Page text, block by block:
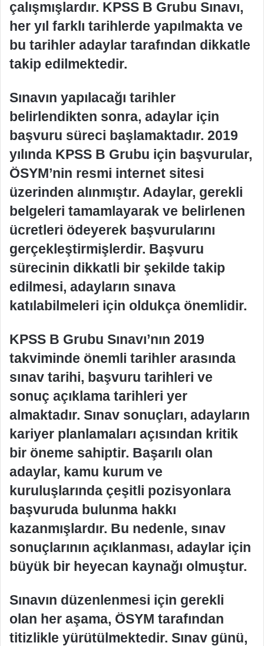
çalışmışlardır. KPSS B Grubu Sınavı,
her yıl farklı tarihlerde yapılmakta ve
bu tarihler adaylar tarafından dikkatle
takip edilmektedir.
Sınavın yapılacağı tarihler
belirlendikten sonra, adaylar için
başvuru süreci başlamaktadır. 2019
yılında KPSS B Grubu için başvurular,
ÖSYM’nin resmi internet sitesi
üzerinden alınmıştır. Adaylar, gerekli
belgeleri tamamlayarak ve belirlenen
ücretleri ödeyerek başvurularını
gerçekleştirmişlerdir. Başvuru
sürecinin dikkatli bir şekilde takip
edilmesi, adayların sınava
katılabilmeleri için oldukça önemlidir.
KPSS B Grubu Sınavı’nın 2019
takviminde önemli tarihler arasında
sınav tarihi, başvuru tarihleri ve
sonuç açıklama tarihleri yer
almaktadır. Sınav sonuçları, adayların
kariyer planlamaları açısından kritik
bir öneme sahiptir. Başarılı olan
adaylar, kamu kurum ve
kuruluşlarında çeşitli pozisyonlara
başvuruda bulunma hakkı
kazanmışlardır. Bu nedenle, sınav
sonuçlarının açıklanması, adaylar için
büyük bir heyecan kaynağı olmuştur.
Sınavın düzenlenmesi için gerekli
olan her aşama, ÖSYM tarafından
titizlikle yürütülmektedir. Sınav günü,